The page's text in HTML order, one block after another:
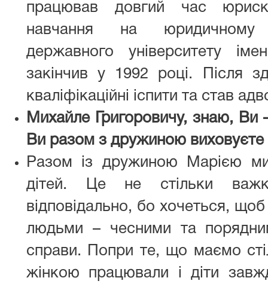
працював довгий час
навчання на юридичному
державного університету
закінчив у 1992 році. Після
кваліфікаційні іспити та став
Михайле Григоровичу, знаю, Ви
Ви разом з дружиною виховуєте
Разом із дружиною Марією
дітей. Це не стільки
відповідально, бо хочеться,
людьми – чесними та
справи. Попри те, що маємо
жінкою працювали і діти